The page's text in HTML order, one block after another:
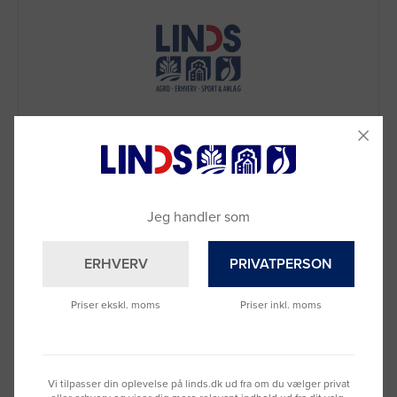
Brug for hjælp?
Jeg handler som
ERHVERV
Priser ekskl. moms
PRIVATPERSON
Priser inkl. moms
Vi tilpasser din oplevelse på linds.dk ud fra om du vælger privat